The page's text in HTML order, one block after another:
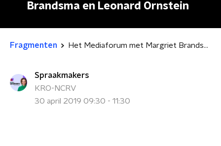
Brandsma en Leonard Ornstein
Fragmenten Het Mediaforum met Margriet Brandsma en Leonard Ornstein
Spraakmakers
KRO-NCRV
30 april 2019 09:30 - 11:30